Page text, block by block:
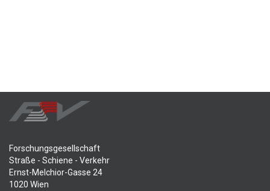
Forschungsgesellschaft
Straße - Schiene - Verkehr
Ernst-Melchior-Gasse 24
1020 Wien